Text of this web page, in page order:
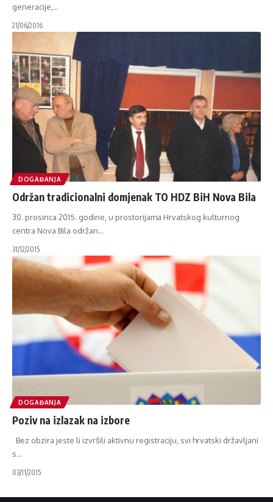
generacije, …
21/06/2016
DOGAĐANJA
Održan tradicionalni domjenak TO HDZ BiH Nova Bila
30. prosinca 2015. godine, u prostorijama Hrvatskog kulturnog
centra Nova Bila održan…
31/12/2015
DOGAĐANJA
Poziv na izlazak na izbore
Bez obzira jeste li izvršili aktivnu registraciju, svi hrvatski državljani
s…
03/11/2015